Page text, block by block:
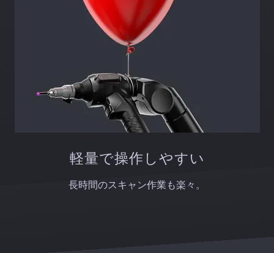
軽量で操作しやすい
長時間のスキャン作業も楽々。